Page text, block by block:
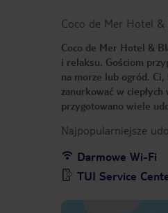
Coco de Mer Hotel
Coco de Mer Hotel &
i relaksu. Gościom
na morze lub ogród.
zanurkować w
przygotowano wiele
Najpopularniejsze
Darmowe Wi-Fi
TUI Service